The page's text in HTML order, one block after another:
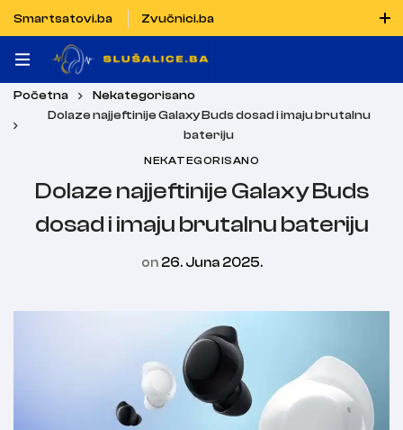
Smartsatovi.ba
Zvučnici.ba
Naručiti možete i porukom putem Vibera i WhatsAppa
Početna
Nekategorisano
Dolaze najjeftinije Galaxy Buds dosad i imaju brutalnu
bateriju
NEKATEGORISANO
Dolaze najjeftinije Galaxy Buds
dosad i imaju brutalnu bateriju
on26. Juna 2025.